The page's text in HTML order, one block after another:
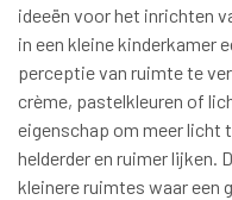
ideeën voor het inrichten
in een kleine kinderkamer
perceptie van ruimte te
crème, pastelkleuren of
eigenschap om meer licht
helderder en ruimer lijken.
kleinere ruimtes waar een